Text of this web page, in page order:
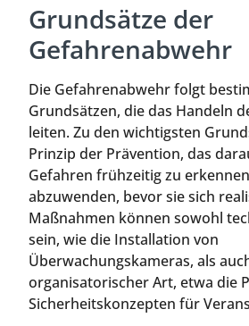
Grundsätze der
Gefahrenabwehr
Die Gefahrenabwehr folgt
Grundsätzen, die das Handeln
leiten. Zu den wichtigsten
Prinzip der Prävention, das
Gefahren frühzeitig zu
abzuwenden, bevor sie sich
Maßnahmen können sowohl
sein, wie die Installation von
Überwachungskameras, als
organisatorischer Art, etwa die
Sicherheitskonzepten für